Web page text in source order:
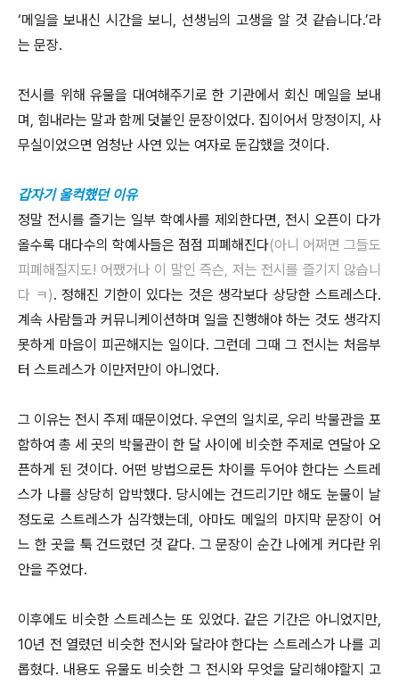
‘메일을 보내신 시간을 보니, 선생님의 고생을 알 것 같습니다.’라
는 문장.
전시를 위해 유물을 대여해주기로 한 기관에서 회신 메일을 보내
며, 힘내라는 말과 함께 덧붙인 문장이었다. 집이어서 망정이지, 사
무실이었으면 엄청난 사연 있는 여자로 둔갑했을 것이다.
갑자기 울컥했던 이유
정말 전시를 즐기는 일부 학예사를 제외한다면, 전시 오픈이 다가
올수록 대다수의 학예사들은 점점 피폐해진다(아니 어쩌면 그들도
피폐해질지도! 어쨌거나 이 말인 즉슨, 저는 전시를 즐기지 않습니
다 ㅋ). 정해진 기한이 있다는 것은 생각보다 상당한 스트레스다.
계속 사람들과 커뮤니케이션하며 일을 진행해야 하는 것도 생각지
못하게 마음이 피곤해지는 일이다. 그런데 그때 그 전시는 처음부
터 스트레스가 이만저만이 아니었다.
그 이유는 전시 주제 때문이었다. 우연의 일치로, 우리 박물관을 포
함하여 총 세 곳의 박물관이 한 달 사이에 비슷한 주제로 연달아 오
픈하게 된 것이다. 어떤 방법으로든 차이를 두어야 한다는 스트레
스가 나를 상당히 압박했다. 당시에는 건드리기만 해도 눈물이 날
정도로 스트레스가 심각했는데, 아마도 메일의 마지막 문장이 어
느 한 곳을 툭 건드렸던 것 같다. 그 문장이 순간 나에게 커다란 위
안을 주었다.
​이후에도 비슷한 스트레스는 또 있었다. 같은 기간은 아니었지만,
10년 전 열렸던 비슷한 전시와 달라야 한다는 스트레스가 나를 괴
롭혔다. 내용도 유물도 비슷한 그 전시와 무엇을 달리해야할지 고